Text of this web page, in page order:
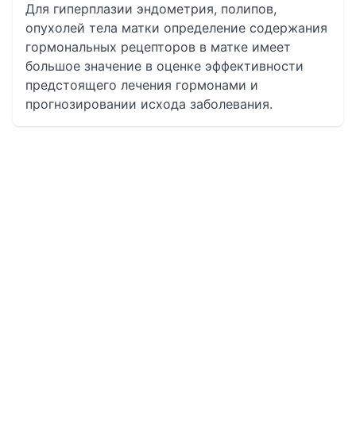
Для гиперплазии эндометрия, полипов,
опухолей тела матки определение содержания
гормональных рецепторов в матке имеет
большое значение в оценке эффективности
предстоящего лечения гормонами и
прогнозировании исхода заболевания.